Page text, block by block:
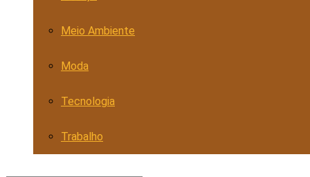
Meio Ambiente
Moda
Tecnologia
Trabalho